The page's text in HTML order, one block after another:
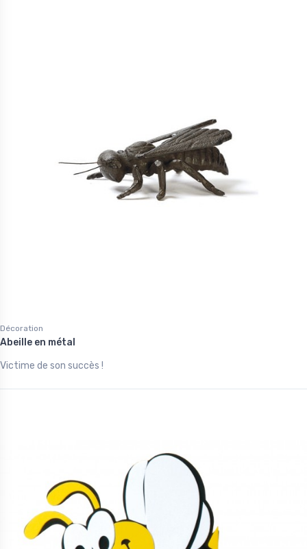
Décoration
Abeille en métal
Victime de son succès !